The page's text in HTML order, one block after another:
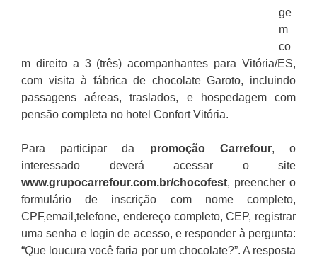
ge
m
co
m direito a 3 (três) acompanhantes para Vitória/ES,
com visita à fábrica de chocolate Garoto, incluindo
passagens aéreas, traslados, e hospedagem com
pensão completa no hotel Confort Vitória.
Para participar da promoção Carrefour, o
interessado deverá acessar o site
www.grupocarrefour.com.br/chocofest, preencher o
formulário de inscrição com nome completo,
CPF,email,telefone, endereço completo, CEP, registrar
uma senha e login de acesso, e responder à pergunta:
“Que loucura você faria por um chocolate?”. A resposta